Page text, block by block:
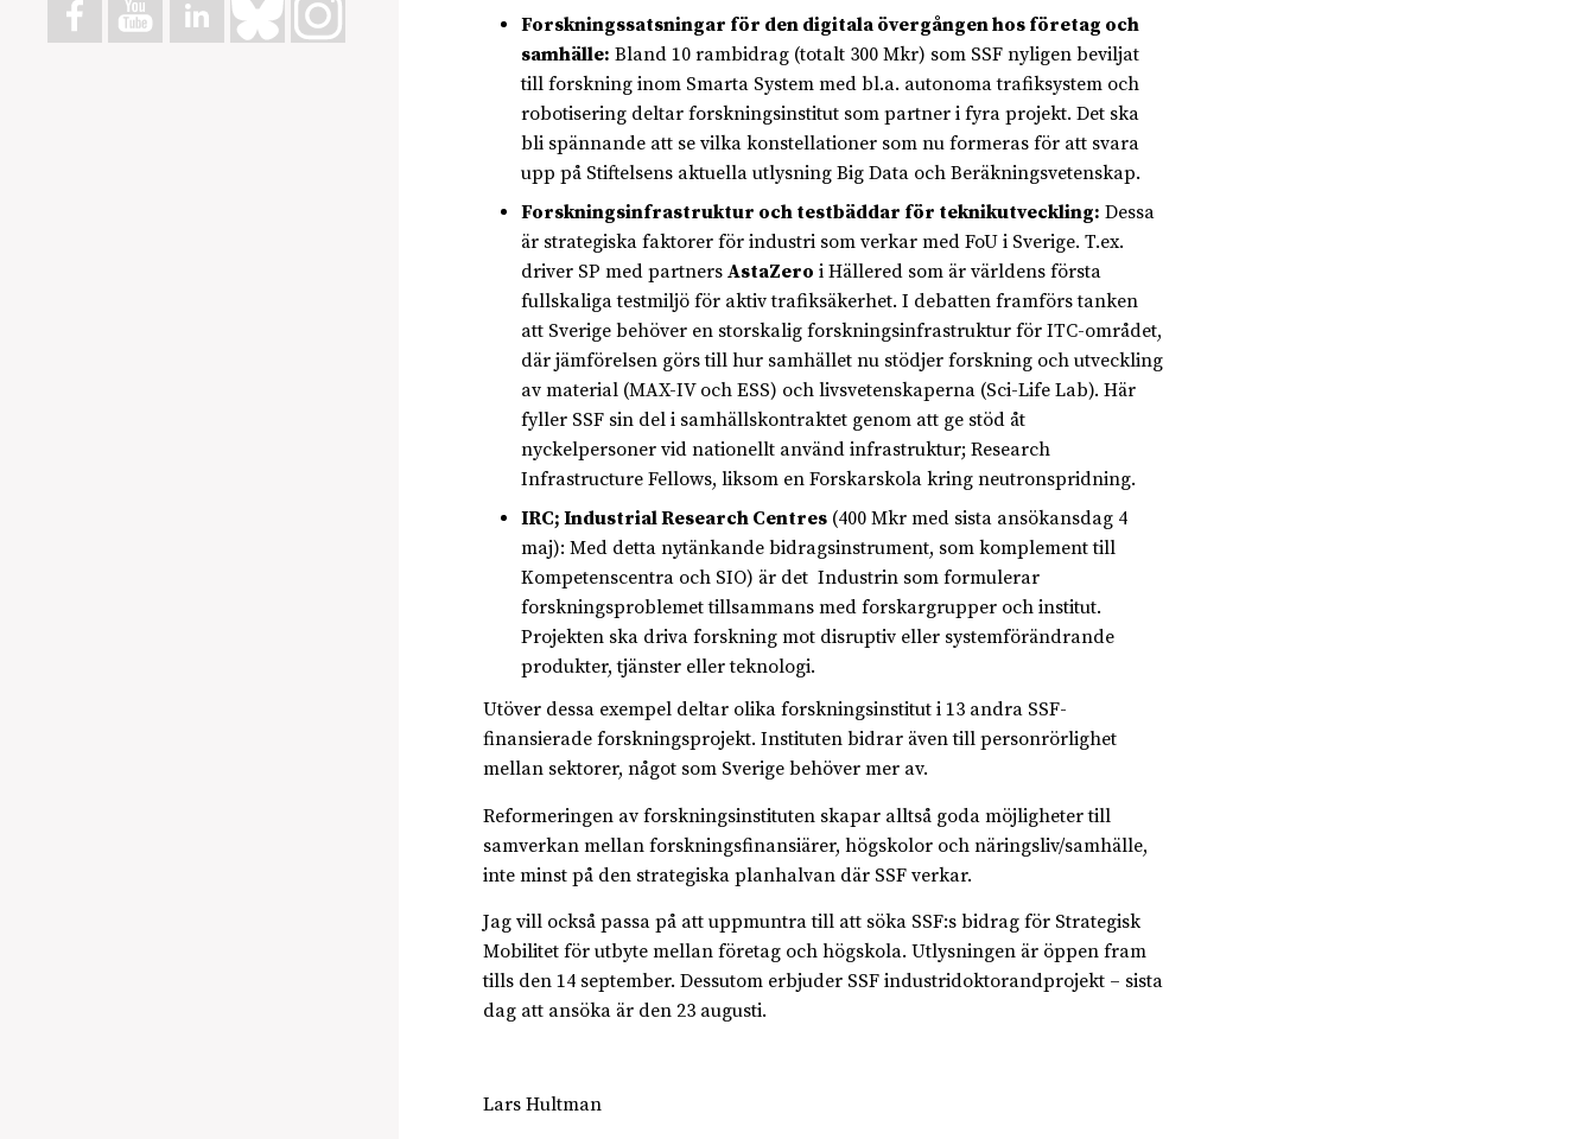
Forskningssatsningar för den digitala övergången hos företag och
samhälle: Bland 10 rambidrag (totalt 300 Mkr) som SSF nyligen beviljat
till forskning inom Smarta System med bl.a. autonoma trafiksystem och
robotisering deltar forskningsinstitut som partner i fyra projekt. Det ska
bli spännande att se vilka konstellationer som nu formeras för att svara
upp på Stiftelsens aktuella utlysning Big Data och Beräkningsvetenskap.
Forskningsinfrastruktur och testbäddar för teknikutveckling: Dessa
är strategiska faktorer för industri som verkar med FoU i Sverige. T.ex.
driver SP med partners AstaZero i Hällered som är världens första
fullskaliga testmiljö för aktiv trafiksäkerhet. I debatten framförs tanken
att Sverige behöver en storskalig forskningsinfrastruktur för ITC-området,
där jämförelsen görs till hur samhället nu stödjer forskning och utveckling
av material (MAX-IV och ESS) och livsvetenskaperna (Sci-Life Lab). Här
fyller SSF sin del i samhällskontraktet genom att ge stöd åt
nyckelpersoner vid nationellt använd infrastruktur; Research
Infrastructure Fellows, liksom en Forskarskola kring neutronspridning.
IRC; Industrial Research Centres(400 Mkr med sista ansökansdag 4
maj): Med detta nytänkande bidragsinstrument, som komplement till
Kompetenscentra och SIO) är det Industrin som formulerar
forskningsproblemet tillsammans med forskargrupper och institut.
Projekten ska driva forskning mot disruptiv eller systemförändrande
produkter, tjänster eller teknologi.
Utöver dessa exempel deltar olika forskningsinstitut i 13 andra SSF-
finansierade forskningsprojekt. Instituten bidrar även till personrörlighet
mellan sektorer, något som Sverige behöver mer av.
Reformeringen av forskningsinstituten skapar alltså goda möjligheter till
samverkan mellan forskningsfinansiärer, högskolor och näringsliv/samhälle,
inte minst på den strategiska planhalvan där SSF verkar.
Jag vill också passa på att uppmuntra till att söka SSF:s bidrag för Strategisk
Mobilitet för utbyte mellan företag och högskola. Utlysningen är öppen fram
tills den 14 september. Dessutom erbjuder SSF industridoktorandprojekt – sista
dag att ansöka är den 23 augusti.
Lars Hultman